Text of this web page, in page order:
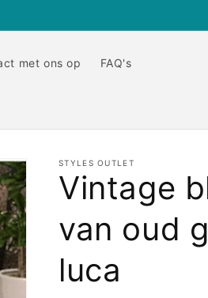
met ons op FAQ's
STYLES OUTLET
Vintage
van oud
luca